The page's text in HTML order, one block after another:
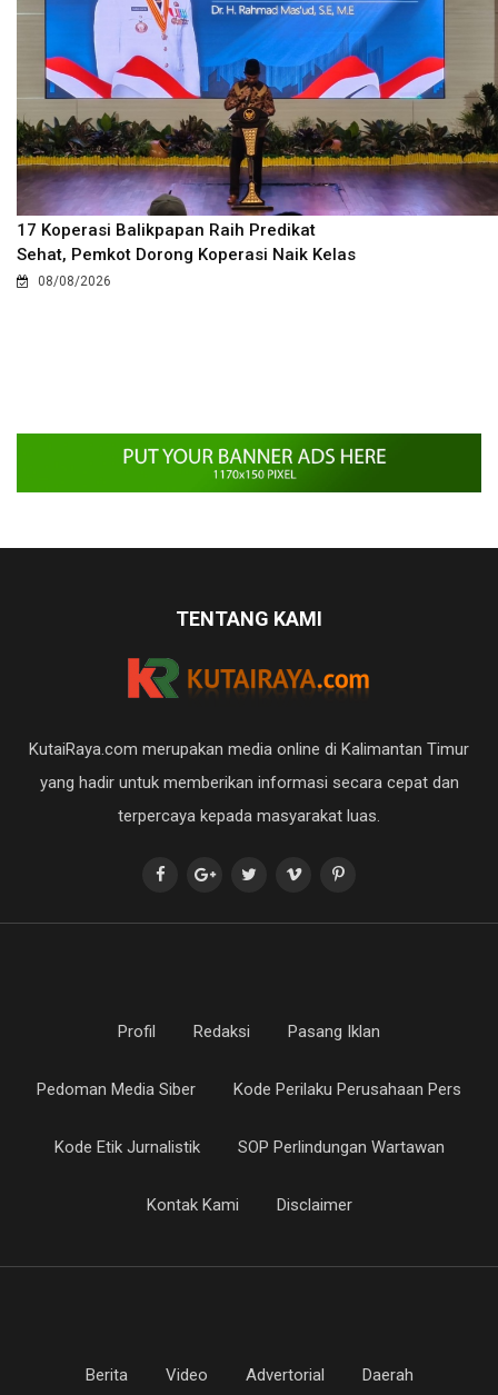
17 Koperasi Balikpapan Raih Predikat
Sehat, Pemkot Dorong Koperasi Naik Kelas
08/08/2026
TENTANG KAMI
KutaiRaya.com merupakan media online di Kalimantan Timur
yang hadir untuk memberikan informasi secara cepat dan
terpercaya kepada masyarakat luas.
Profil Redaksi Pasang Iklan
Pedoman Media Siber Kode Perilaku Perusahaan Pers
Kode Etik Jurnalistik SOP Perlindungan Wartawan
Kontak Kami Disclaimer
Berita Video Advertorial Daerah